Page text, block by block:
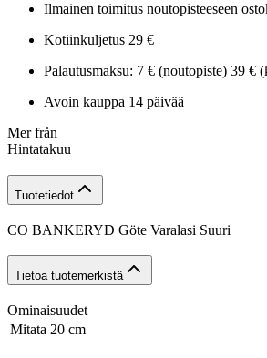
Ilmainen toimitus noutopisteeseen
Kotiinkuljetus 29 €
Palautusmaksu: 7 € (noutopiste) 39 €
Avoin kauppa 14 päivää
Mer från
Hintatakuu
Tuotetiedot
CO BANKERYD Göte Varalasi Suuri
Tietoa tuotemerkistä
Ominaisuudet
Mitata 20 cm